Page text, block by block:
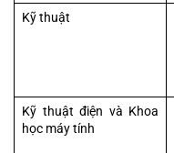
Kỹ thuật
Kỹ thuật điện và Khoa
học máy tính